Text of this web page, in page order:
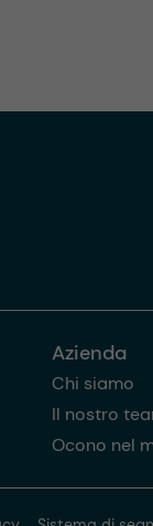
Azienda
Chi siamo
Il nostro
Ocono nel